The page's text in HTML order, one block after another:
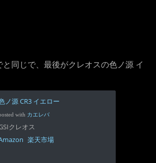
同じで、最後がクレオスの色ノ源 イ
ノ源 CR3 イエロー
with カエレバ
クレオス
楽天市場